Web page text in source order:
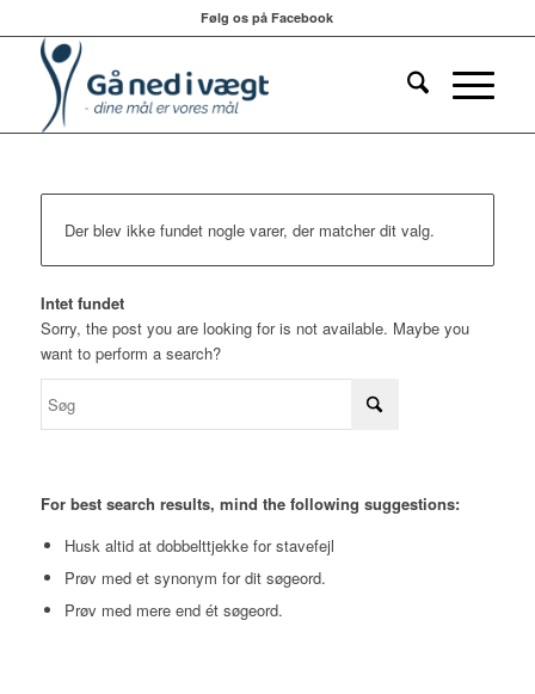
Følg os på Facebook
Der blev ikke fundet nogle varer, der matcher dit valg.
Intet fundet
Sorry, the post you are looking for is not available. Maybe you
want to perform a search?
For best search results, mind the following suggestions:
Husk altid at dobbelttjekke for stavefejl
Prøv med et synonym for dit søgeord.
Prøv med mere end ét søgeord.